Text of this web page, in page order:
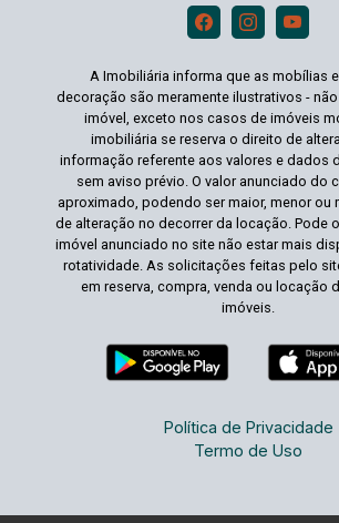
A Imobiliária informa que as mobílias
decoração são meramente ilustrativos -
imóvel, exceto nos casos de imóveis
imobiliária se reserva o direito de
informação referente aos valores e dados
sem aviso prévio. O valor anunciado do
aproximado, podendo ser maior, menor ou
de alteração no decorrer da locação. Pode
imóvel anunciado no site não estar mais
rotatividade. As solicitações feitas pelo
em reserva, compra, venda ou locação
imóveis.
Política de Privacidade
Termo de Uso